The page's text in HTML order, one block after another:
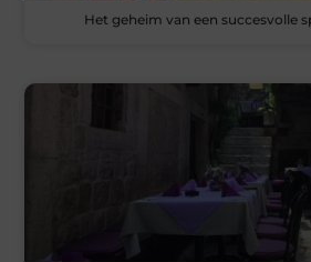
Het geheim van een succesvolle